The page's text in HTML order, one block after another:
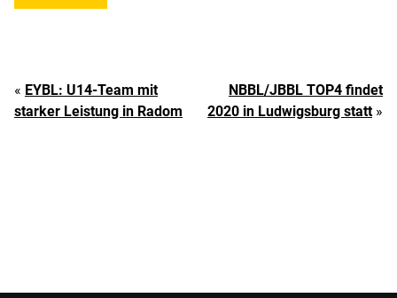
« EYBL: U14-Team mit
starker Leistung in Radom
NBBL/JBBL TOP4 findet
2020 in Ludwigsburg statt»